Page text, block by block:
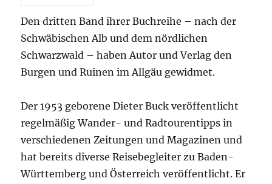
Den dritten Band ihrer Buchreihe – nach der
Schwäbischen Alb und dem nördlichen
Schwarzwald – haben Autor und Verlag den
Burgen und Ruinen im Allgäu gewidmet.
Der 1953 geborene Dieter Buck veröffentlicht
regelmäßig Wander- und Radtourentipps in
verschiedenen Zeitungen und Magazinen und
hat bereits diverse Reisebegleiter zu Baden-
Württemberg und Österreich veröffentlicht. Er